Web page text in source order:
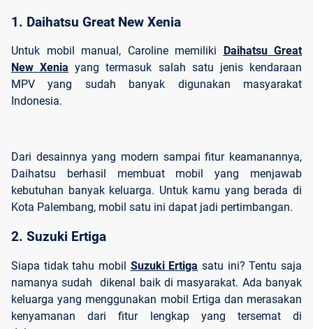
1. Daihatsu Great New Xenia
Untuk mobil manual, Caroline memiliki Daihatsu Great
New Xenia yang termasuk salah satu jenis kendaraan
MPV yang sudah banyak digunakan masyarakat
Indonesia.
Dari desainnya yang modern sampai fitur keamanannya,
Daihatsu berhasil membuat mobil yang menjawab
kebutuhan banyak keluarga. Untuk kamu yang berada di
Kota Palembang, mobil satu ini dapat jadi pertimbangan.
2. Suzuki Ertiga
Siapa tidak tahu mobil Suzuki Ertiga satu ini? Tentu saja
namanya sudah dikenal baik di masyarakat. Ada banyak
keluarga yang menggunakan mobil Ertiga dan merasakan
kenyamanan dari fitur lengkap yang tersemat di